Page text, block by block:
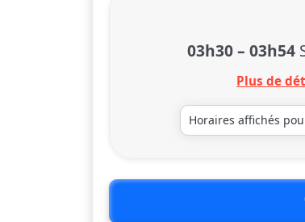
03h30– 03h54
Plus de
Horaires affichés